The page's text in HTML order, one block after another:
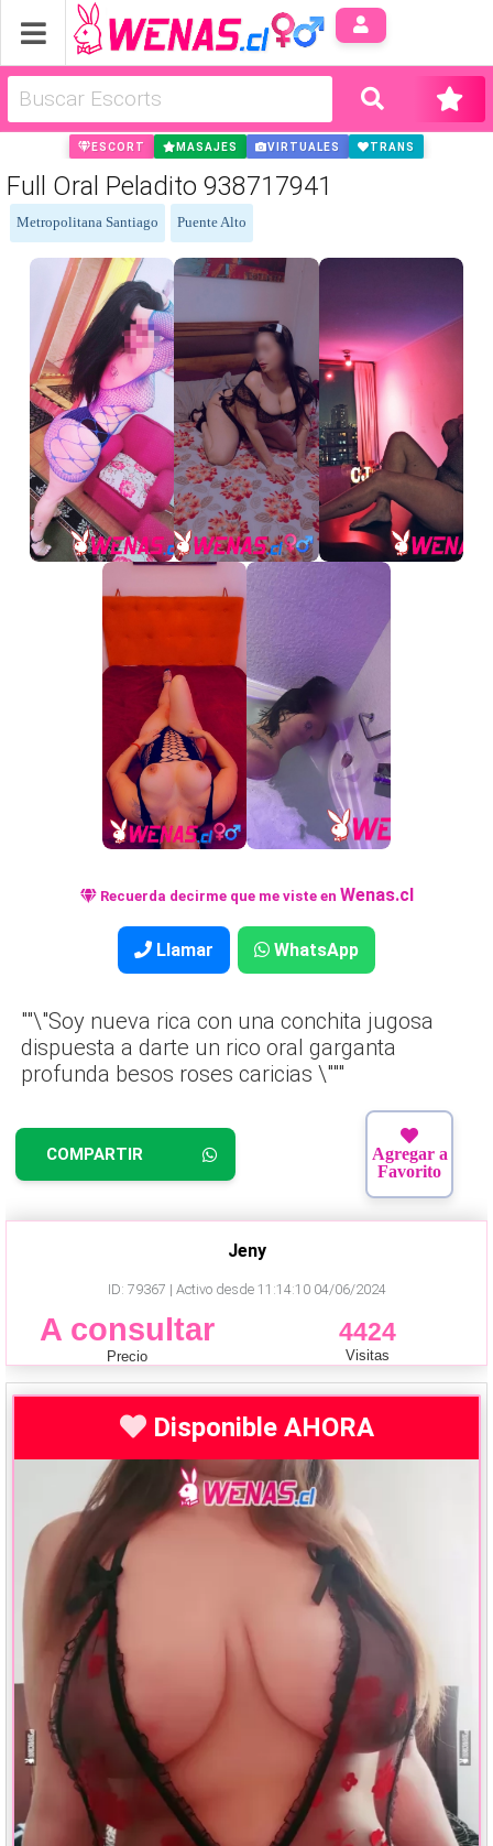
ESCORT MASAJES VIRTUALES TRANS
Full Oral Peladito 938717941
Metropolitana Santiago Puente Alto
Recuerda decirme que me viste en Wenas.cl
Llamar WhatsApp
""\"Soy nueva rica con una conchita jugosa
dispuesta a darte un rico oral garganta
profunda besos roses caricias \"""
COMPARTIR
Agregar a
Favorito
Jeny
ID: 79367 | Activo desde 11:14:10 04/06/2024
A consultar
Precio
4424
Visitas
Disponible AHORA